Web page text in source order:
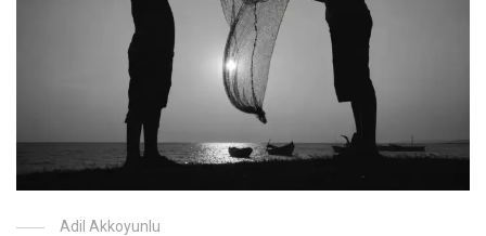
Adil Akkoyunlu